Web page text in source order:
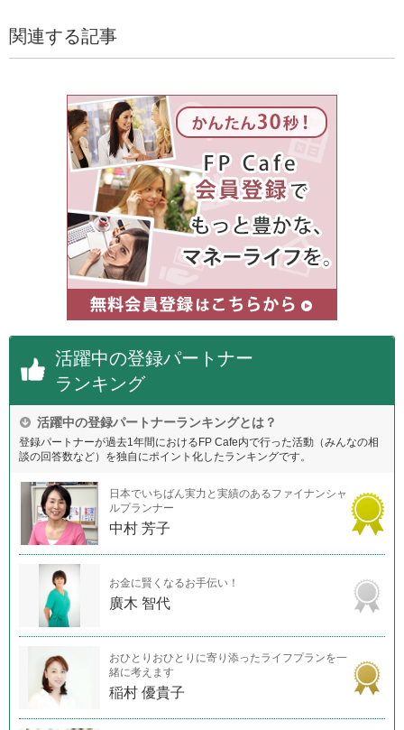
関連する記事
活躍中の登録パートナー
ランキング
活躍中の登録パートナーランキングとは？
登録パートナーが過去1年間におけるFP Cafe内で行った活動（みんなの相
談の回答数など）を独自にポイント化したランキングです。
日本でいちばん実力と実績のあるファイナンシャ
ルプランナー
中村 芳子
お金に賢くなるお手伝い！
廣木 智代
おひとりおひとりに寄り添ったライフプランを一
緒に考えます
稲村 優貴子